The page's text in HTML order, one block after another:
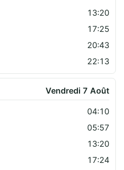
13:20
17:25
20:43
22:13
Vendredi 7 Août
04:10
05:57
13:20
17:24